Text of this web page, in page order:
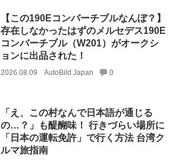
【この190Eコンバーチブルなんぼ？】
存在しなかったはずのメルセデス190E
コンバーチブル（W201）がオークシ
ョンに出品された！
2026.08.09 AutoBild Japan 0
「え、この村なんで日本語が通じる
の…？」も醍醐味！ 行きづらい場所に
「日本の運転免許」で行く方法 台湾ク
ルマ旅指南